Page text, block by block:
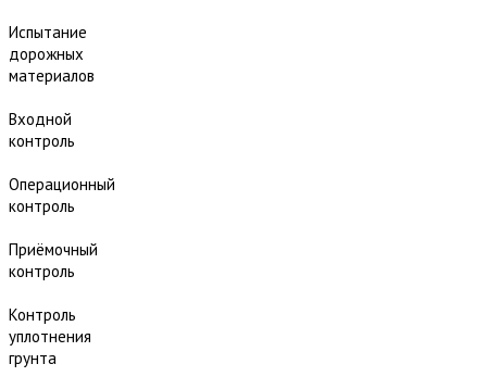
Испытание
дорожных
материалов
Входной
контроль
Операционный
контроль
Приёмочный
контроль
Контроль
уплотнения
грунта